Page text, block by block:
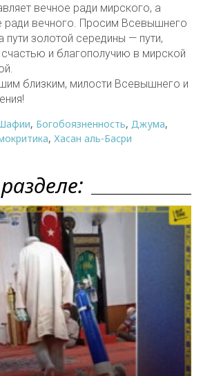
вечное ради мирского, а
ради вечного. Просим Всевышнего
пути золотой середины — пути,
и благополучию в мирской
близким, милости Всевышнего и
, Богобоязненность, Джума,
, Хасан аль-Басри